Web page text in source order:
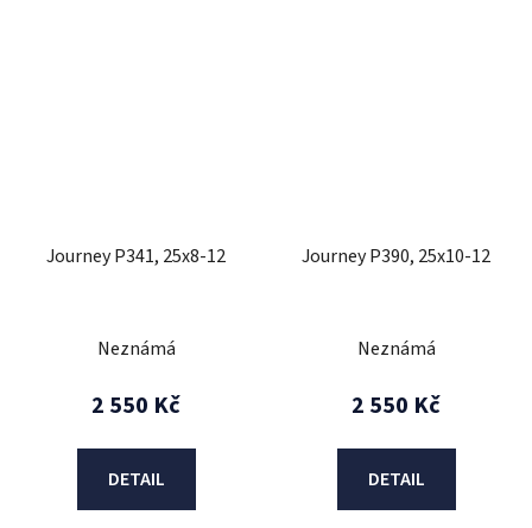
Journey P341, 25x8-12
Neznámá
2 550 Kč
DETAIL
Journey P390, 25x10-12
Neznámá
2 550 Kč
DETAIL